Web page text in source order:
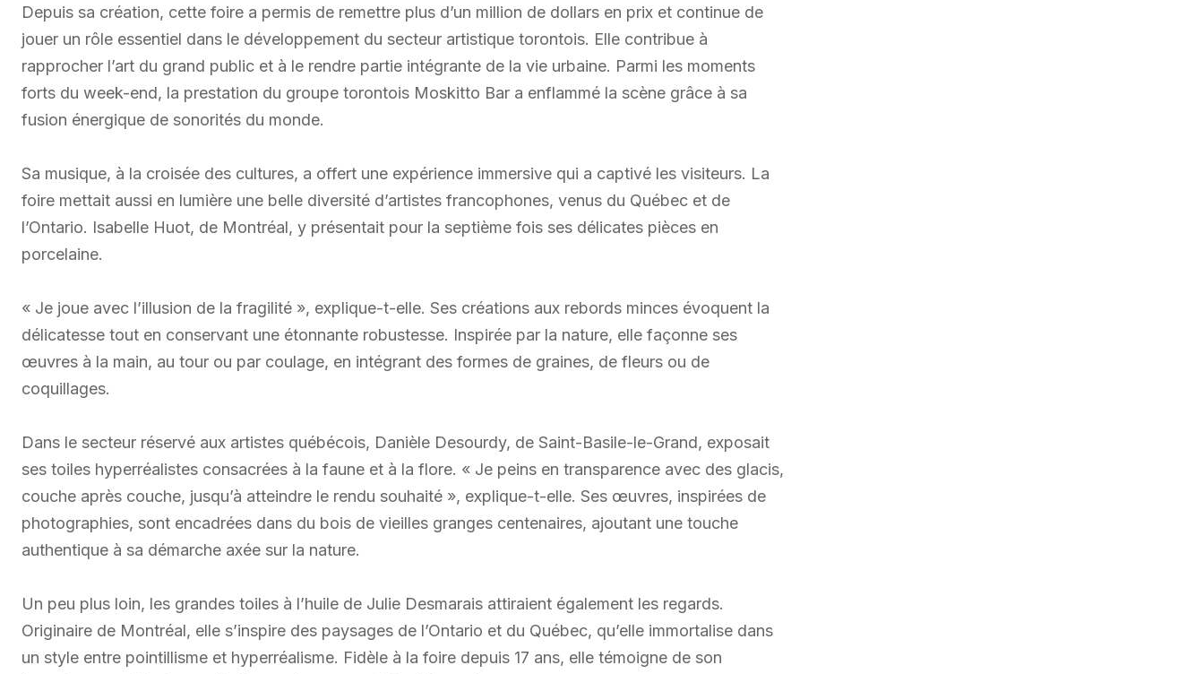
Depuis sa création, cette foire a permis de remettre plus d’un million de dollars en prix et continue de
jouer un rôle essentiel dans le développement du secteur artistique torontois. Elle contribue à
rapprocher l’art du grand public et à le rendre partie intégrante de la vie urbaine. Parmi les moments
forts du week-end, la prestation du groupe torontois Moskitto Bar a enflammé la scène grâce à sa
fusion énergique de sonorités du monde.
Sa musique, à la croisée des cultures, a offert une expérience immersive qui a captivé les visiteurs. La
foire mettait aussi en lumière une belle diversité d’artistes francophones, venus du Québec et de
l’Ontario. Isabelle Huot, de Montréal, y présentait pour la septième fois ses délicates pièces en
porcelaine.
« Je joue avec l’illusion de la fragilité », explique-t-elle. Ses créations aux rebords minces évoquent la
délicatesse tout en conservant une étonnante robustesse. Inspirée par la nature, elle façonne ses
œuvres à la main, au tour ou par coulage, en intégrant des formes de graines, de fleurs ou de
coquillages.
Dans le secteur réservé aux artistes québécois, Danièle Desourdy, de Saint-Basile-le-Grand, exposait
ses toiles hyperréalistes consacrées à la faune et à la flore. « Je peins en transparence avec des glacis,
couche après couche, jusqu’à atteindre le rendu souhaité », explique-t-elle. Ses œuvres, inspirées de
photographies, sont encadrées dans du bois de vieilles granges centenaires, ajoutant une touche
authentique à sa démarche axée sur la nature.
Un peu plus loin, les grandes toiles à l’huile de Julie Desmarais attiraient également les regards.
Originaire de Montréal, elle s’inspire des paysages de l’Ontario et du Québec, qu’elle immortalise dans
un style entre pointillisme et hyperréalisme. Fidèle à la foire depuis 17 ans, elle témoigne de son